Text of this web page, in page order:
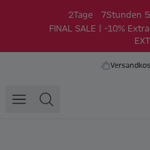
2Tage 7Stunden
FINAL SALE | -10%